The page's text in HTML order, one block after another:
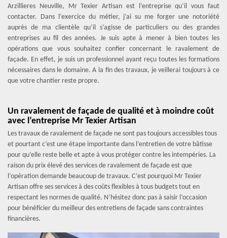
Arzillieres Neuville, Mr Texier Artisan est l’entreprise qu’il vous faut
contacter. Dans l’exercice du métier, j’ai su me forger une notoriété
auprès de ma clientèle qu’il s’agisse de particuliers ou des grandes
entreprises au fil des années. Je suis apte à mener à bien toutes les
opérations que vous souhaitez confier concernant le ravalement de
façade. En effet, je suis un professionnel ayant reçu toutes les formations
nécessaires dans le domaine. A la fin des travaux, je veillerai toujours à ce
que votre chantier reste propre.
Un ravalement de façade de qualité et à moindre coût
avec l’entreprise Mr Texier Artisan
Les travaux de ravalement de façade ne sont pas toujours accessibles tous
et pourtant c’est une étape importante dans l’entretien de votre bâtisse
pour qu’elle reste belle et apte à vous protéger contre les intempéries. La
raison du prix élevé des services de ravalement de façade est que
l’opération demande beaucoup de travaux. C’est pourquoi Mr Texier
Artisan offre ses services à des coûts flexibles à tous budgets tout en
respectant les normes de qualité. N’hésitez donc pas à saisir l’occasion
pour bénéficier du meilleur des entretiens de façade sans contraintes
financières.